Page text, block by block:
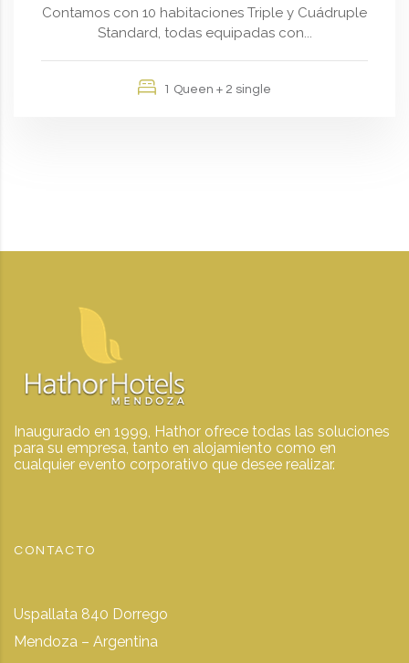
Contamos con 10 habitaciones Triple y Cuádruple
Standard, todas equipadas con...
1 Queen + 2 single
Inaugurado en 1999, Hathor ofrece todas las soluciones
para su empresa, tanto en alojamiento como en
cualquier evento corporativo que desee realizar.
CONTACTO
Uspallata 840 Dorrego
Mendoza – Argentina